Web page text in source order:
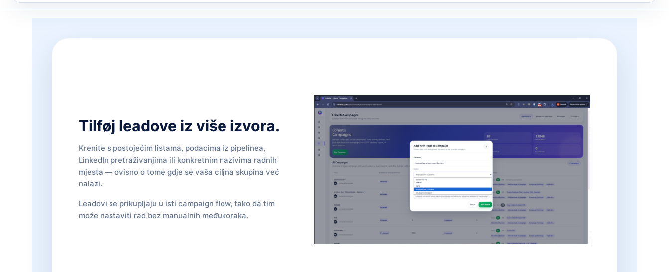
Tilføj leadove iz više izvora.
Krenite s postojećim listama, podacima iz pipelinea,
LinkedIn pretraživanjima ili konkretnim nazivima radnih
mjesta — ovisno o tome gdje se vaša ciljna skupina već
nalazi.
Leadovi se prikupljaju u isti campaign flow, tako da tim
može nastaviti rad bez manualnih međukoraka.